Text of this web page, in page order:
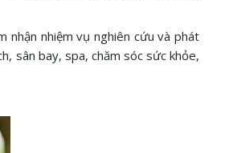
nhận nhiệm vụ nghiên cứu và phát
sân bay, spa, chăm sóc sức khỏe,